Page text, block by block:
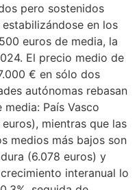
pero sostenidos
en los
euros de media, la
El precio medio de
€ en sólo dos
autónomas rebasan
País Vasco
mientras que las
medios más bajos son
(6.078 euros) y
interanual lo